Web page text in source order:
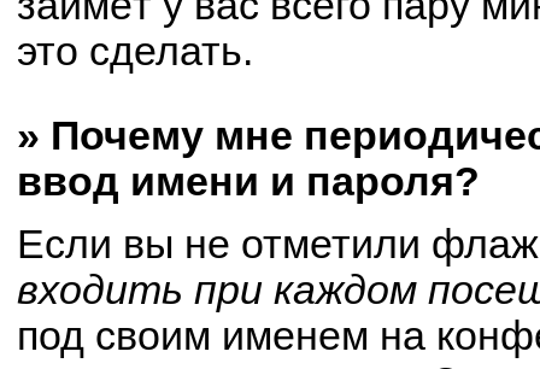
это сделать.
» Почему мне
ввод имени и пароля?
Если вы не отметили
входить при каждом
под своим именем на